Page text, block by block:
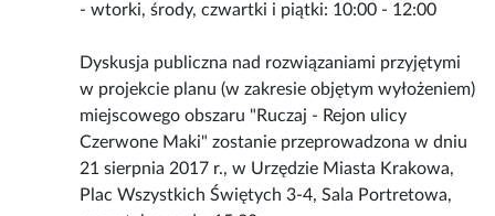
- wtorki, środy, czwartki i piątki: 10:00 - 12:00
Dyskusja publiczna nad rozwiązaniami przyjętymi
w projekcie planu (w zakresie objętym wyłożeniem)
miejscowego obszaru "Ruczaj - Rejon ulicy
Czerwone Maki" zostanie przeprowadzona w dniu
21 sierpnia 2017 r., w Urzędzie Miasta Krakowa,
Plac Wszystkich Świętych 3-4, Sala Portretowa,